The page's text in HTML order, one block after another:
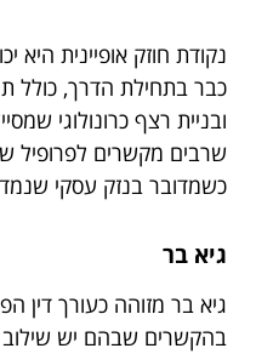
נקודת חוזק אופיינית היא
כבר בתחילת הדרך, כולל
ובניית רצף כרונולוגי
שרבים מקשרים לפרופיל
כשמדובר בנזק עסקי
גיא בר
גיא בר מזוהה כעורך דין
בהקשרים שבהם יש שילוב